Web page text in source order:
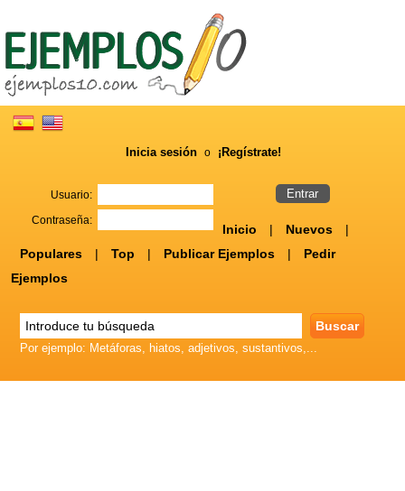
Inicia sesión o ¡Regístrate!
Usuario:
Contraseña:
Inicio | Nuevos
|
Populares
| Top | Publicar Ejemplos |
Pedir
Ejemplos
Por ejemplo: Metáforas, hiatos, adjetivos, sustantivos,...